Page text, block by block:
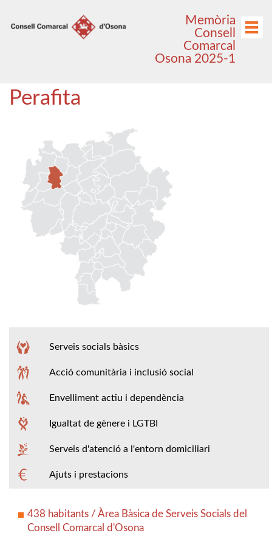
Menú
Memòria
Consell
Comarcal
Osona 2025-1
Perafita
Serveis socials bàsics
Acció comunitària i inclusió social
Envelliment actiu i dependència
Igualtat de gènere i LGTBI
Serveis d'atenció a l'entorn domiciliari
Ajuts i prestacions
438 habitants / Àrea Bàsica de Serveis Socials del
Consell Comarcal d'Osona